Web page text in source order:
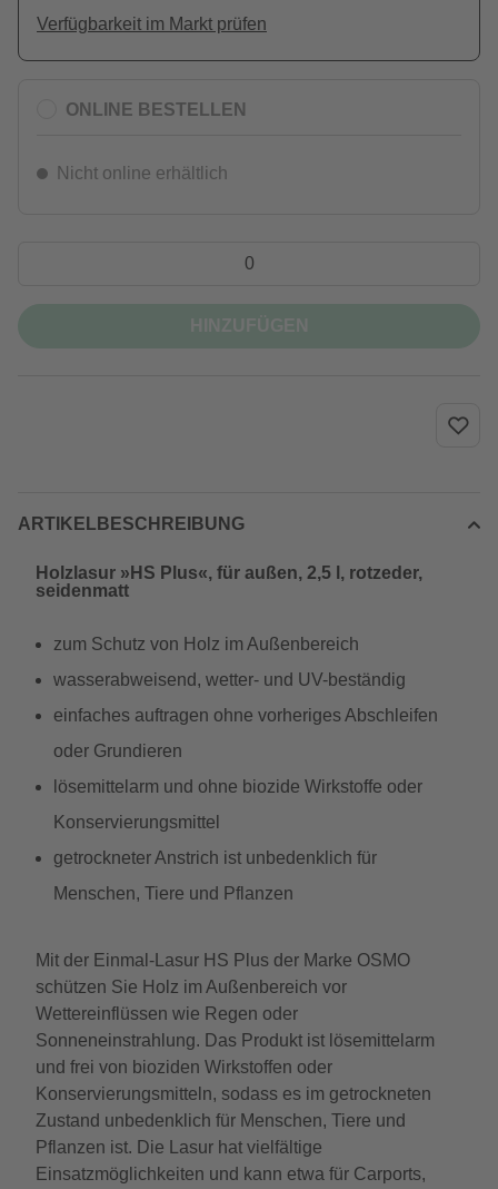
Verfügbarkeit im Markt prüfen
ONLINE BESTELLEN
Nicht online erhältlich
ARTIKELBESCHREIBUNG
Holzlasur »HS Plus«, für außen, 2,5 l, rotzeder,
seidenmatt
zum Schutz von Holz im Außenbereich
wasserabweisend, wetter- und UV-beständig
einfaches auftragen ohne vorheriges Abschleifen
oder Grundieren
lösemittelarm und ohne biozide Wirkstoffe oder
Konservierungsmittel
getrockneter Anstrich ist unbedenklich für
Menschen, Tiere und Pflanzen
Mit der Einmal-Lasur HS Plus der Marke OSMO
schützen Sie Holz im Außenbereich vor
Wettereinflüssen wie Regen oder
Sonneneinstrahlung. Das Produkt ist lösemittelarm
und frei von bioziden Wirkstoffen oder
Konservierungsmitteln, sodass es im getrockneten
Zustand unbedenklich für Menschen, Tiere und
Pflanzen ist. Die Lasur hat vielfältige
Einsatzmöglichkeiten und kann etwa für Carports,